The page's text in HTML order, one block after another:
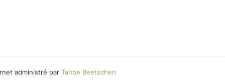
administré parTahoe Beetschen